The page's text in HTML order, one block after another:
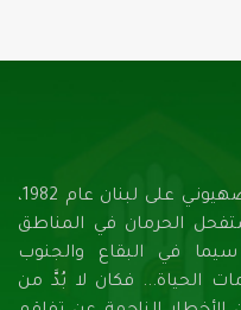
بفعل التداعيات الكبرى للعدوان الصهيونـي على لبنان عام 1982،
الحرمان في المناطق
سيما في البقاع والجنوب
الحياة... فكان لا بُدَّ من